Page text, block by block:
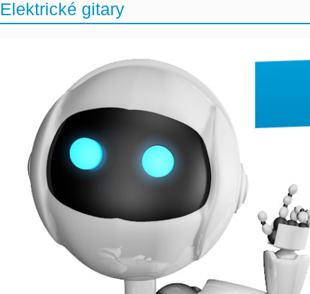
Elektrické gitary